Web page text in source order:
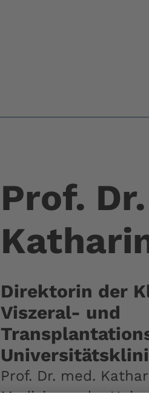
Prof.
Direktorin der
Viszeral- und
Prof. Dr. med.
Medizin an der